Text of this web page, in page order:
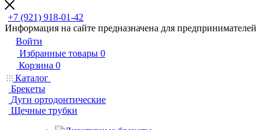
+7 (921) 918-01-42
Информация на сайте предназначена для предпринимателей
Войти
Избранные товары 0
Корзина 0
Каталог
Брекеты
Дуги ортодонтические
Щечные трубки